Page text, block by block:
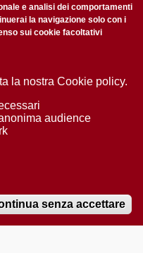
stampa
n. 2097/2012 del 18 giugno
e analisi dei comportamenti
la navigazione solo con i
sui cookie facoltativi
la nostra Cookie policy.
audience
senza accettare